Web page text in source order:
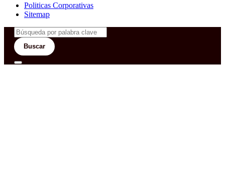
Politicas Corporativas
Sitemap
Buscar